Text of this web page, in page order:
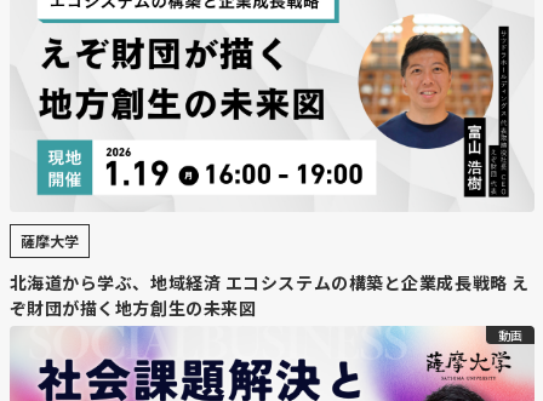
地元舞台作とコラボ 聖地巡礼ツアーや
グッズ
https://www.nikkei.com/article/
【要約】
・ 夏の観光客誘致を強化
ニセコ町は冬と比べて夏の宿泊料金や観光客数が大幅に少
ないことから、通年観光の実現に向けた夏の誘客を強化。
夏は高級ホテルでも1泊1万円台で宿泊できるなど、冬と
の価格差が大きい。
薩摩大学
北海道から学ぶ、地域経済 エコシステムの構築と企業成長戦略 え
ぞ財団が描く地方創生の未来図
動画